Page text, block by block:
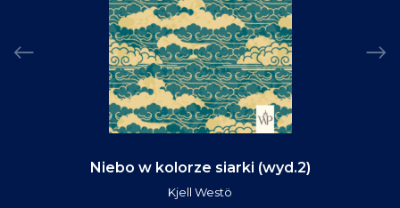
Niebo w kolorze siarki (wyd.2)
Kjell Westö